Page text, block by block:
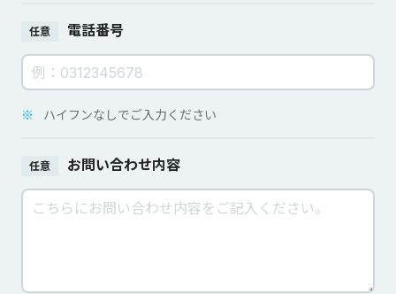
任意 電話番号
※ ハイフンなしでご入力ください
任意 お問い合わせ内容